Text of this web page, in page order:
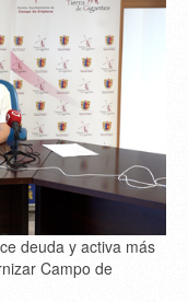
deuda y activa más
Campo de